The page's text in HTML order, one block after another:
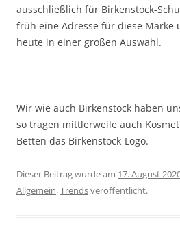
ausschließlich für Birkenstock-
früh eine Adresse für diese Marke
heute in einer großen Auswahl.
Wir wie auch Birkenstock haben
so tragen mittlerweile auch
Betten das Birkenstock-Logo.
Dieser Beitrag wurde am 17. August
Allgemein,Trendsveröffentlicht.